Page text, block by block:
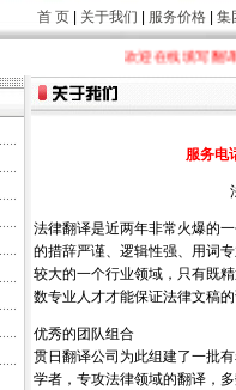
首 页| 关于我们 服务价格| 集
欢迎在线填写翻译
服务电
法律翻译是近两年非常火爆的
的措辞严谨、逻辑性强、用词
较大的一个行业领域，只有既
数专业人才才能保证法律文稿
优秀的团队组合
贯日翻译公司为此组建了一批
学者，专攻法律领域的翻译，